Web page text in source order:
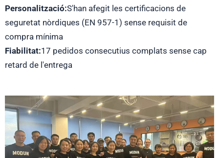
Personalització:S'han afegit les certificacions de
seguretat nòrdiques (EN 957-1) sense requisit de
compra mínima
Fiabilitat:17 pedidos consecutius complats sense cap
retard de l'entrega